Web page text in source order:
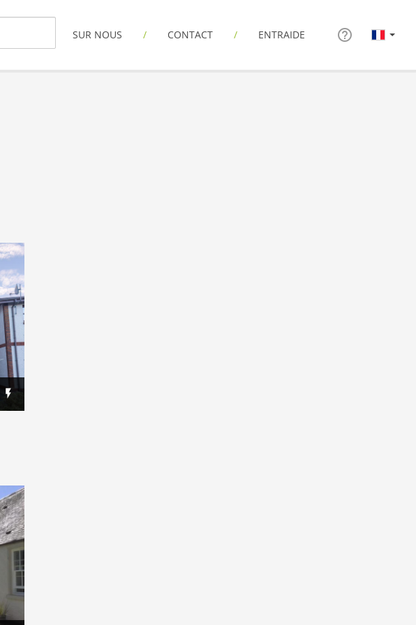
SUR NOUS CONTACT ENTRAIDE